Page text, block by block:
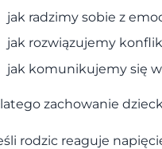
jak radzimy sobie z
jak rozwiązujemy
jak komunikujemy się
zachowanie
rodzic reaguje